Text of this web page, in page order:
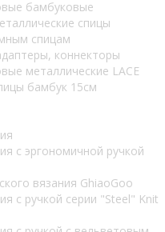
бамбуковые
спицы
спицам
коннекторы
металлические LACE
бамбук 15см
с эргономичной ручкой
вязания GhiaoGoo
с ручкой серии "Steel" Knit